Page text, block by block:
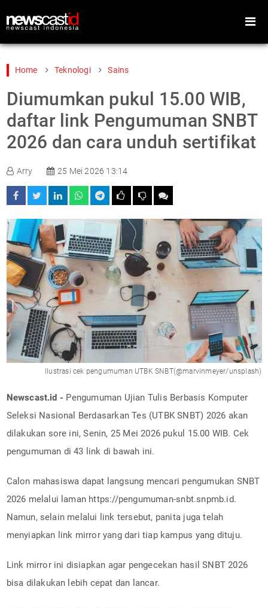
Home
Peristiwa
Gaya Hidup
Teknologi
Video
Foto
Home Teknologi Sains
Diumumkan pukul 15.00 WIB,
daftar link Pengumuman SNBT
2026 dan cara unduh sertifikat
Arry 25 Mei 2026 13:14
Ilustrasi cek pengumuman UTBK SNBT(@marvinmeyer/unsplash)
Newscast.id - Pengumuman Ujian Tulis Berbasis Komputer
Seleksi Nasional Berdasarkan Tes (UTBK SNBT) 2026 akan
dilakukan sore ini, Senin, 25 Mei 2026 pukul 15.00 WIB. Cek
pengumuman di 43 link di bawah ini.
Calon mahasiswa dapat langsung mencari pengumukan SNBT
2026 melalui laman https://pengumuman-snbt.snpmb.id.
Namun, selain melalui link tersebut, panita juga telah
menyiapkan link mirror yang dari tiap kampus yang dituju.
Link mirror ini disiapkan agar pengecekan hasil SNBT 2026
bisa dilakukan lebih cepat dan lancar.